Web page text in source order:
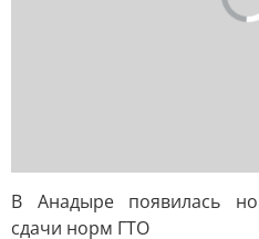
В Анадыре появилась
сдачи норм ГТО